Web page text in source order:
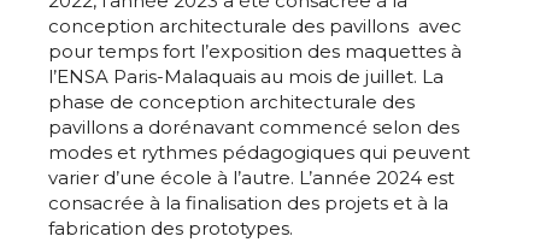
conception architecturale des pavillons avec
pour temps fort l’exposition des maquettes à
l’ENSA Paris-Malaquais au mois de juillet. La
phase de conception architecturale des
pavillons a dorénavant commencé selon des
modes et rythmes pédagogiques qui peuvent
varier d’une école à l’autre. L’année 2024 est
consacrée à la finalisation des projets et à la
fabrication des prototypes.